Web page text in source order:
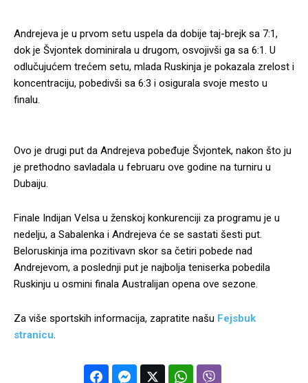
Andrejeva je u prvom setu uspela da dobije taj-brejk sa 7:1,
dok je Švjontek dominirala u drugom, osvojivši ga sa 6:1. U
odlučujućem trećem setu, mlada Ruskinja je pokazala zrelost i
koncentraciju, pobedivši sa 6:3 i osigurala svoje mesto u
finalu.
Ovo je drugi put da Andrejeva pobeđuje Švjontek, nakon što ju
je prethodno savladala u februaru ove godine na turniru u
Dubaiju.
Finale Indijan Velsa u ženskoj konkurenciji za programu je u
nedelju, a Sabalenka i Andrejeva će se sastati šesti put.
Beloruskinja ima pozitivavn skor sa četiri pobede nad
Andrejevom, a poslednji put je najbolja teniserka pobedila
Ruskinju u osmini finala Australijan opena ove sezone.
Za više sportskih informacija, zapratite našu Fejsbuk
stranicu